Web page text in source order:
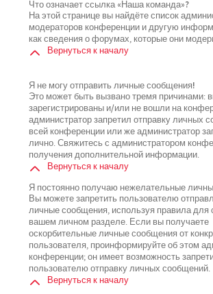
Что означает ссылка «Наша команда»?
На этой странице вы найдёте список
модераторов конференции и другую
как сведения о форумах, которые они
Вернуться к началу
Я не могу отправить личные сообщения!
Это может быть вызвано тремя причинами:
зарегистрированы и/или не вошли на
администратор запретил отправку личных
всей конференции или же администратор
лично. Свяжитесь с администратором
получения дополнительной информации.
Вернуться к началу
Я постоянно получаю нежелательные
Вы можете запретить пользователю
личные сообщения, используя правила для
вашем личном разделе. Если вы получаете
оскорбительные личные сообщения от
пользователя, проинформируйте об этом
конференции; он имеет возможность
пользователю отправку личных сообщений.
Вернуться к началу